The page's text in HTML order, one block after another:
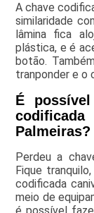
A chave
similaridade
lâmina fica
plástica, e é
botão.
tranponder e o
É
Palmeiras?
Perdeu a
Fique
codificada
meio de